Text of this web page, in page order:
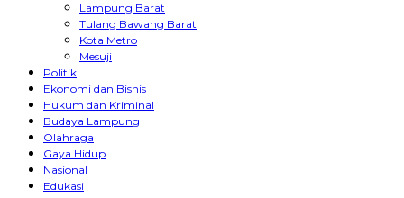
Lampung Barat
Tulang Bawang Barat
Kota Metro
Mesuji
Politik
Ekonomi dan Bisnis
Hukum dan Kriminal
Budaya Lampung
Olahraga
Gaya Hidup
Nasional
Edukasi